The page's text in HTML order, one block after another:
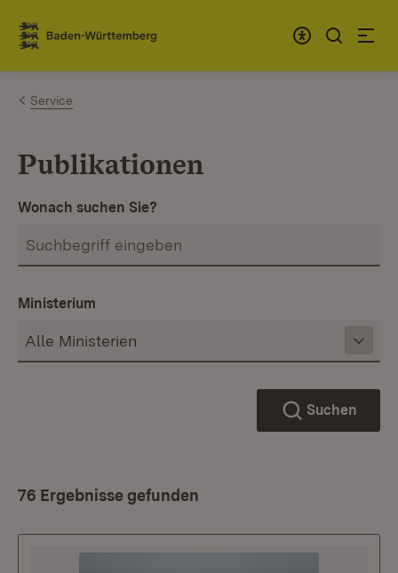
Zum Inhalt springen
Link zur Startseite
Service
Publikationen
Wonach suchen Sie?
Ministerium
Suchen
76 Ergebnisse gefunden